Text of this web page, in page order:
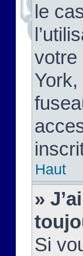
le
votre
Haut
»
Si